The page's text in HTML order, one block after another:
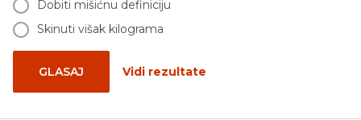
Dobiti mišićnu definiciju
Skinuti višak kilograma
GLASAJ Vidi rezultate